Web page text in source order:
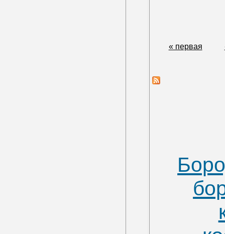
« первая